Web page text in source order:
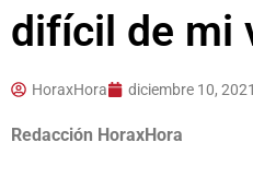
difícil de mi
HoraxHora diciembre 10, 2021
Redacción HoraxHora